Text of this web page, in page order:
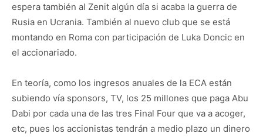
espera también al Zenit algún día si acaba la guerra de
Rusia en Ucrania. También al nuevo club que se está
montando en Roma con participación de Luka Doncic en
el accionariado.
En teoría, como los ingresos anuales de la ECA están
subiendo vía sponsors, TV, los 25 millones que paga Abu
Dabi por cada una de las tres Final Four que va a acoger,
etc, pues los accionistas tendrán a medio plazo un dinero